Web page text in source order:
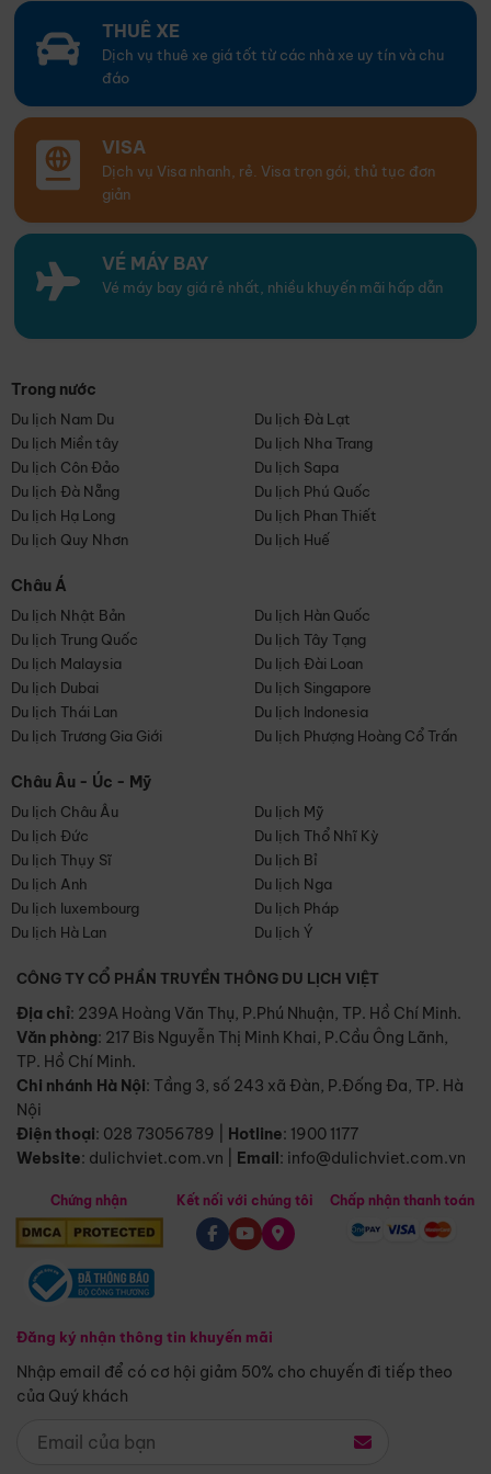
THUÊ XE
Dịch vụ thuê xe giá tốt từ các nhà xe uy tín và chu
đáo
VISA
Dịch vụ Visa nhanh, rẻ. Visa trọn gói, thủ tục đơn
giản
VÉ MÁY BAY
Vé máy bay giá rẻ nhất, nhiều khuyến mãi hấp dẫn
Trong nước
Du lịch Nam Du
Du lịch Đà Lạt
Du lịch Miền tây
Du lịch Nha Trang
Du lịch Côn Đảo
Du lịch Sapa
Du lịch Đà Nẵng
Du lịch Phú Quốc
Du lịch Hạ Long
Du lịch Phan Thiết
Du lịch Quy Nhơn
Du lịch Huế
Châu Á
Du lịch Nhật Bản
Du lịch Hàn Quốc
Du lịch Trung Quốc
Du lịch Tây Tạng
Du lịch Malaysia
Du lịch Đài Loan
Du lịch Dubai
Du lịch Singapore
Du lịch Thái Lan
Du lịch Indonesia
Du lịch Trương Gia Giới
Du lịch Phượng Hoàng Cổ Trấn
Châu Âu - Úc - Mỹ
Du lịch Châu Âu
Du lịch Mỹ
Du lịch Đức
Du lịch Thổ Nhĩ Kỳ
Du lịch Thụy Sĩ
Du lịch Bỉ
Du lịch Anh
Du lịch Nga
Du lịch luxembourg
Du lịch Pháp
Du lịch Hà Lan
Du lịch Ý
CÔNG TY CỔ PHẦN TRUYỀN THÔNG DU LỊCH VIỆT
Địa chỉ: 239A Hoàng Văn Thụ, P.Phú Nhuận, TP. Hồ Chí Minh.
Văn phòng: 217 Bis Nguyễn Thị Minh Khai, P.Cầu Ông Lãnh,
TP. Hồ Chí Minh.
Chi nhánh Hà Nội: Tầng 3, số 243 xã Đàn, P.Đống Đa, TP. Hà
Nội
Điện thoại: 028 73056789 Hotline: 1900 1177
Website: dulichviet.com.vn Email: info@dulichviet.com.vn
Chứng nhận
Đăng ký nhận thông tin khuyến mãi
Nhập email để có cơ hội giảm 50% cho chuyến đi tiếp theo
của Quý khách
Kết nối với chúng tôi Chấp nhận thanh toán